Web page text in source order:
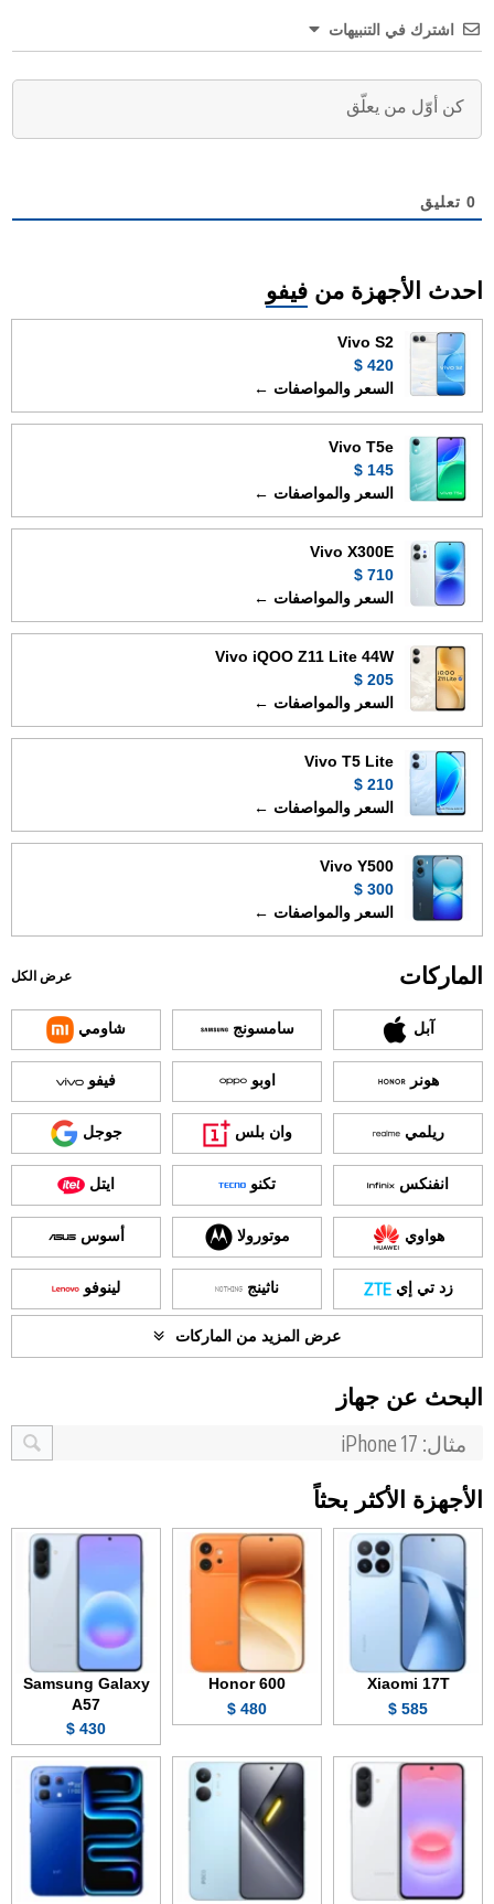
اشترك في التنبيهات
0 تعليق
احدث الأجهزة من فيفو
Vivo S2
420 $
السعر والمواصفات ←
Vivo T5e
145 $
السعر والمواصفات ←
Vivo X300E
710 $
السعر والمواصفات ←
Vivo iQOO Z11 Lite 44W
205 $
السعر والمواصفات ←
Vivo T5 Lite
210 $
السعر والمواصفات ←
Vivo Y500
300 $
السعر والمواصفات ←
الماركات عرض الكل
آبل سامسونج شاومي
هونر اوبو فيفو
ريلمي وان بلس جوجل
انفنكس تكنو ايتل
هواوي موتورولا أسوس
زد تي إي ناثينج لينوفو
عرض المزيد من الماركات
البحث عن جهاز
الأجهزة الأكثر بحثاً
Xiaomi 17T
585 $
Honor 600
480 $
Samsung Galaxy
A57
430 $